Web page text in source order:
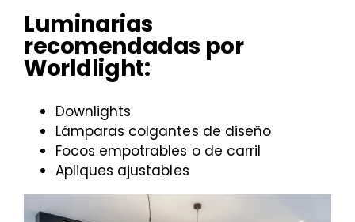
Luminarias
recomendadas por
Worldlight:
Downlights
Lámparas colgantes de diseño
Focos empotrables o de carril
Apliques ajustables